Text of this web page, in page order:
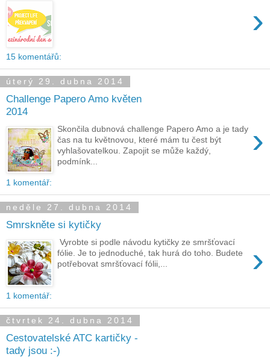
›
15 komentářů:
úterý 29. dubna 2014
Challenge Papero Amo květen
2014
›
Skončila dubnová challenge Papero Amo a je tady
čas na tu květnovou, které mám tu čest být
vyhlašovatelkou. Zapojit se může každý,
podmínk...
1 komentář:
neděle 27. dubna 2014
Smrskněte si kytičky
›
Vyrobte si podle návodu kytičky ze smršťovací
fólie. Je to jednoduché, tak hurá do toho. Budete
potřebovat smršťovací fólii,...
1 komentář:
čtvrtek 24. dubna 2014
Cestovatelské ATC kartičky -
tady jsou :-)